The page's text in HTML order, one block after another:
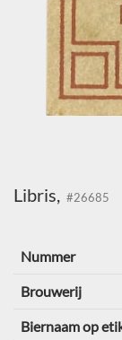
Libris, #26685
Nummer
Brouwerij
Biernaam op